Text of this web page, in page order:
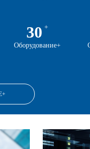
30 +
Оборудование+